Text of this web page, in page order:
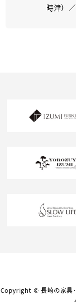
時津）
Copyright ©長崎の家具